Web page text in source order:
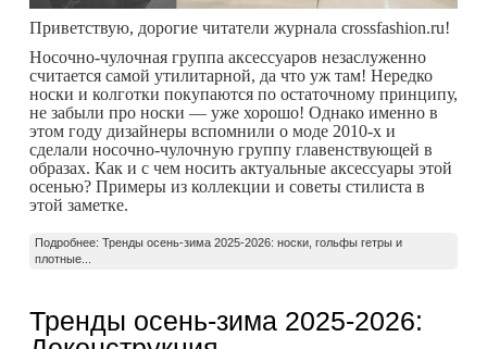
Приветствую, дорогие читатели журнала crossfashion.ru!
Носочно-чулочная группа аксессуаров незаслуженно
считается самой утилитарной, да что уж там! Нередко
носки и колготки покупаются по остаточному принципу,
не забыли про носки — уже хорошо! Однако именно в
этом году дизайнеры вспомнили о моде 2010-х и
сделали носочно-чулочную группу главенствующей в
образах. Как и с чем носить актуальные аксессуары этой
осенью? Примеры из коллекции и советы стилиста в
этой заметке.
Подробнее: Тренды осень-зима 2025-2026: носки, гольфы гетры и
плотные...
Тренды осень-зима 2025-2026: